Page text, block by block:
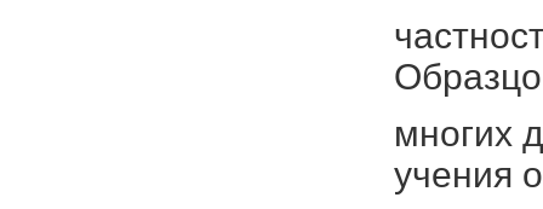
многих
учения о